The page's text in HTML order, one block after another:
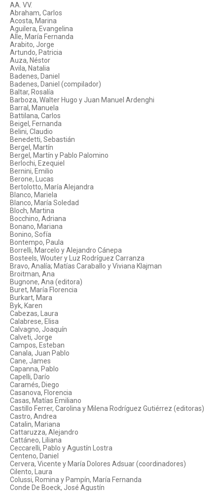
AA. VV.
Abraham, Carlos
Acosta, Marina
Aguilera, Evangelina
Alle, María Fernanda
Arabito, Jorge
Artundo, Patricia
Auza, Néstor
Avila, Natalia
Badenes, Daniel
Badenes, Daniel (compilador)
Baltar, Rosalía
Barboza, Walter Hugo y Juan Manuel Ardenghi
Barral, Manuela
Battilana, Carlos
Beigel, Fernanda
Belini, Claudio
Benedetti, Sebastián
Bergel, Martín
Bergel, Martín y Pablo Palomino
Berlochi, Ezequiel
Bernini, Emilio
Berone, Lucas
Bertolotto, María Alejandra
Blanco, Mariela
Blanco, María Soledad
Bloch, Martina
Bocchino, Adriana
Bonano, Mariana
Bonino, Sofía
Bontempo, Paula
Borrelli, Marcelo y Alejandro Cánepa
Bosteels, Wouter y Luz Rodríguez Carranza
Bravo, Analía; Matías Caraballo y Viviana Klajman
Broitman, Ana
Bugnone, Ana (editora)
Buret, María Florencia
Burkart, Mara
Byk, Karen
Cabezas, Laura
Calabrese, Elisa
Calvagno, Joaquín
Calveti, Jorge
Campos, Esteban
Canala, Juan Pablo
Cane, James
Capanna, Pablo
Capelli, Darío
Caramés, Diego
Casanova, Florencia
Casas, Matías Emiliano
Castillo Ferrer, Carolina y Milena Rodríguez Gutiérrez (editoras)
Castro, Andrea
Catalin, Mariana
Cattaruzza, Alejandro
Cattáneo, Liliana
Ceccarelli, Pablo y Agustín Lostra
Centeno, Daniel
Cervera, Vicente y María Dolores Adsuar (coordinadores)
Cilento, Laura
Colussi, Romina y Pampín, María Fernanda
Conde De Boeck, José Agustín